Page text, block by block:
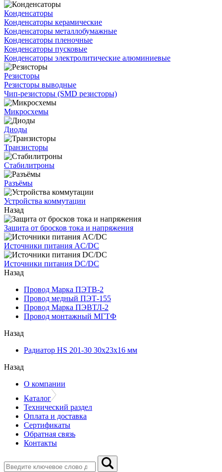
Конденсаторы
Конденсаторы керамические
Конденсаторы металлобумажные
Конденсаторы пленочные
Конденсаторы пусковые
Конденсаторы электролитические алюминиевые
Резисторы
Резисторы выводные
Чип-резисторы (SMD резисторы)
Микросхемы
Диоды
Транзисторы
Стабилитроны
Разъёмы
Устройства коммутации
Назад
Защита от бросков тока и напряжения
Источники питания AC/DC
Источники питания DC/DC
Назад
Провод Марка ПЭТВ-2
Провод медный ПЭТ-155
Провод Марка ПЭВТЛ-2
Провод монтажный МГТФ
Назад
Радиатор HS 201-30 30х23х16 мм
Назад
О компании
Каталог
Технический раздел
Оплата и доставка
Сертификаты
Обратная связь
Контакты